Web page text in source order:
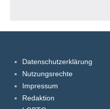
Datenschutzerklärung
Nutzungsrechte
Impressum
Redaktion